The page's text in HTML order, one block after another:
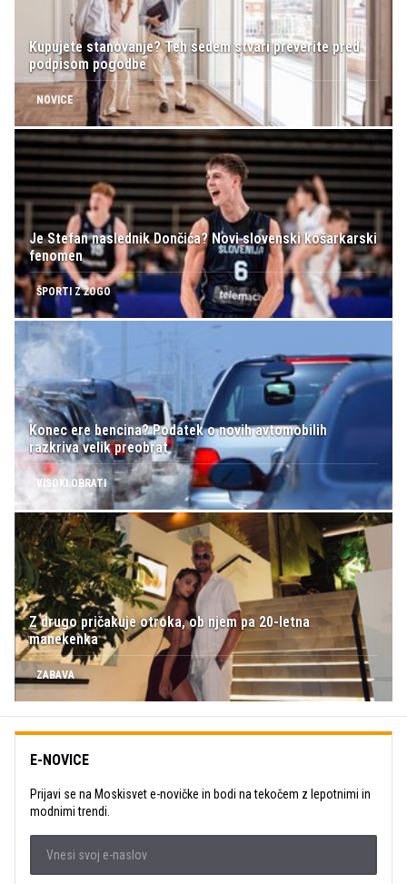
Kupujete stanovanje? Teh sedem stvari preverite pred
podpisom pogodbe
NOVICE
Je Stefan naslednik Dončića? Novi slovenski košarkarski
fenomen
ŠPORTI Z ŽOGO
Konec ere bencina? Podatek o novih avtomobilih
razkriva velik preobrat
VISOKI OBRATI
Z drugo pričakuje otroka, ob njem pa 20-letna
manekenka
ZABAVA
E-NOVICE
Prijavi se na Moskisvet e-novičke in bodi na tekočem z lepotnimi in
modnimi trendi.